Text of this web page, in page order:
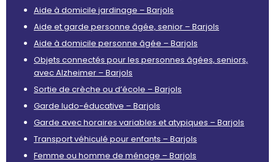
Aide à domicile jardinage – Barjols
Aide et garde personne âgée, senior – Barjols
Aide à domicile personne âgée – Barjols
Objets connectés pour les personnes âgées, seniors,
avec Alzheimer – Barjols
Sortie de crèche ou d’école – Barjols
Garde ludo-éducative – Barjols
Garde avec horaires variables et atypiques – Barjols
Transport véhiculé pour enfants – Barjols
Femme ou homme de ménage – Barjols